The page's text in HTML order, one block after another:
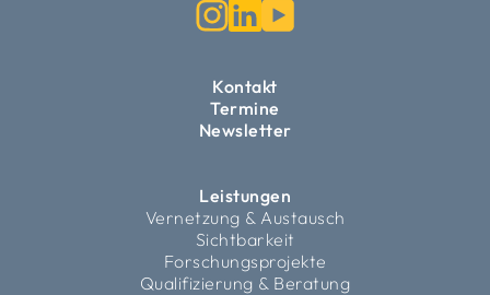
Kontakt
Termine
Newsletter
Leistungen
Vernetzung & Austausch
Sichtbarkeit
Forschungsprojekte
Qualifizierung & Beratung